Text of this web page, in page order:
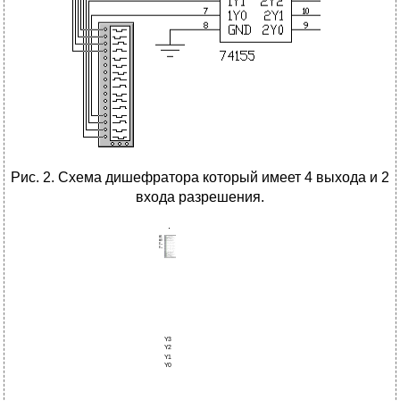
Рис. 2. Схема дишефратора который имеет 4 выхода и 2
входа разрешения.